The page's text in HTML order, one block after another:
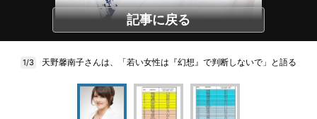
記事に戻る
1/3 天野馨南子さんは、「若い女性は『幻想』で判断しないで」と語る